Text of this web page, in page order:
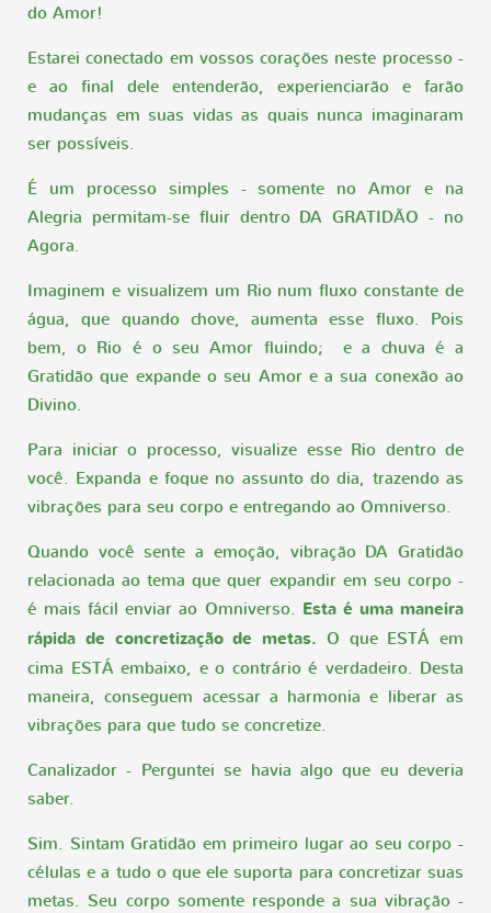
do Amor!
Estarei conectado em vossos corações neste processo -
e ao final dele entenderão, experienciarão e farão
mudanças em suas vidas as quais nunca imaginaram
ser possíveis.
É um processo simples - somente no Amor e na
Alegria permitam-se fluir dentro DA GRATIDÃO - no
Agora.
Imaginem e visualizem um Rio num fluxo constante de
água, que quando chove, aumenta esse fluxo. Pois
bem, o Rio é o seu Amor fluindo; e a chuva é a
Gratidão que expande o seu Amor e a sua conexão ao
Divino.
Para iniciar o processo, visualize esse Rio dentro de
você. Expanda e foque no assunto do dia, trazendo as
vibrações para seu corpo e entregando ao Omniverso.
Quando você sente a emoção, vibração DA Gratidão
relacionada ao tema que quer expandir em seu corpo -
é mais fácil enviar ao Omniverso. Esta é uma maneira
rápida de concretização de metas. O que ESTÁ em
cima ESTÁ embaixo, e o contrário é verdadeiro. Desta
maneira, conseguem acessar a harmonia e liberar as
vibrações para que tudo se concretize.
Canalizador - Perguntei se havia algo que eu deveria
saber.
Sim. Sintam Gratidão em primeiro lugar ao seu corpo -
células e a tudo o que ele suporta para concretizar suas
metas. Seu corpo somente responde a sua vibração -